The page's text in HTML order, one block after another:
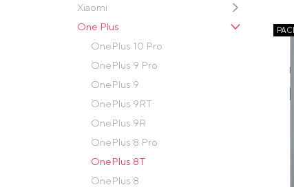
Xiaomi
One Plus
OnePlus 10 Pro
OnePlus 9 Pro
OnePlus 9
OnePlus 9RT
OnePlus 9R
OnePlus 8 Pro
OnePlus 8T
OnePlus 8